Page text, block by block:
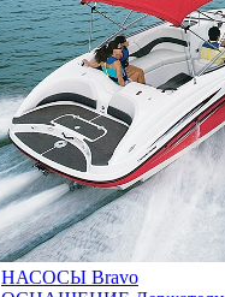
НАСОСЫ Bravo